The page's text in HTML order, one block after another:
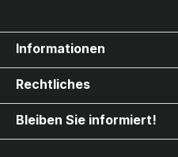
Informationen
Rechtliches
Bleiben Sie informiert!